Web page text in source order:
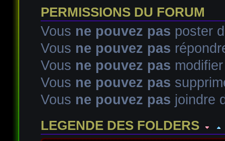
PERMISSIONS DU FORUM
Vous ne pouvez pas poster
Vous ne pouvez pas
Vous ne pouvez pas
Vous ne pouvez pas
Vous ne pouvez pas joindre
LEGENDE DES FOLDERS